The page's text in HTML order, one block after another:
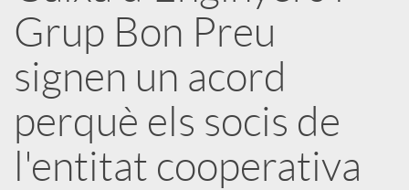
x
e
s
Grup Bon Preu
signen un acord
perquè els socis de
l'entitat cooperativa